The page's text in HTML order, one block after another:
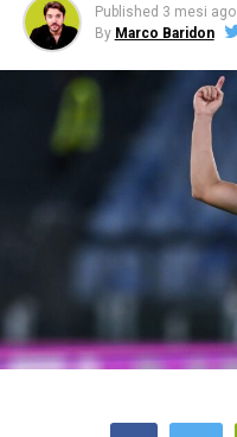
Published 3 mesi ago
By Marco Baridon